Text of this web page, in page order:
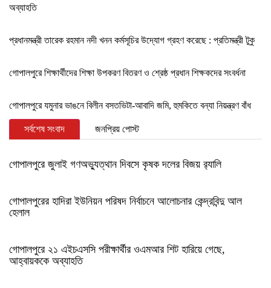
অব্যাহতি
প্রধানমন্ত্রী তারেক রহমান নদী খনন কর্মসূচির উদ্যোগ গ্রহণ করেছে : প্রতিমন্ত্রী টুকু
গোপালপুরে শিক্ষার্থীদের শিক্ষা উপকরণ বিতরণ ও শ্রেষ্ঠ প্রধান শিক্ষকদের সংবর্ধনা
গোপালপুরে যমুনার ভাঙনে বিলীন বসতভিটা-আবাদি জমি, হুমকিতে বন্যা নিয়ন্ত্রণ বাঁধ
সর্বশেষ সংবাদ জনপ্রিয় পোস্ট
গোপালপুরে জুলাই গণঅভ্যুত্থান দিবসে কৃষক দলের বিজয় র‍্যালি
গোপালপুরের হাদিরা ইউনিয়ন পরিষদ নির্বাচনে আলোচনার কেন্দ্রবিন্দু আল
হেলাল
গোপালপুরে ২১ এইচএসসি পরীক্ষার্থীর ওএমআর শিট হারিয়ে গেছে,
আহ্বায়ককে অব্যাহতি